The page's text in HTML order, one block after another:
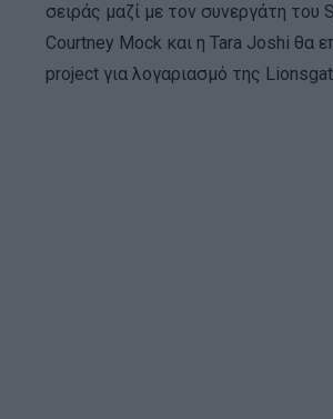
σειράς μαζί με τον συνεργάτη του
Courtney Mock και η Tara Joshi θα
project για λογαριασμό της